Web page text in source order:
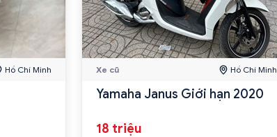
Hồ Chí Minh Xe cũ Hồ Chí Minh
Yamaha Janus Giới hạn 2020
18 triệu